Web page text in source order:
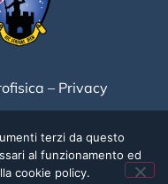
– Privacy
terzi da questo
al funzionamento ed
cookie policy.